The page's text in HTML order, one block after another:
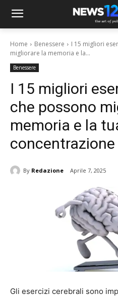
Home Benessere
I 15 migliori
migliorare la memoria e la...
Benessere
I 15 migliori
che possono
memoria e la
concentrazione
By Redazione Aprile 7, 2025
Gli esercizi cerebrali sono